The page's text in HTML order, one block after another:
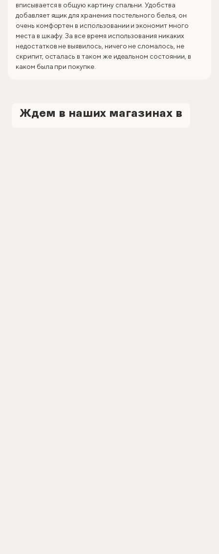
вписывается в общую картину спальни. Удобства
добавляет ящик для хранения постельного белья, он
очень комфортен в использовании и экономит много
места в шкафу. За все время использования никаких
недостатков не выявилось, ничего не сломалось, не
скрипит, осталась в таком же идеальном состоянии, в
каком была при покупке.
Ждем в наших магазинах в